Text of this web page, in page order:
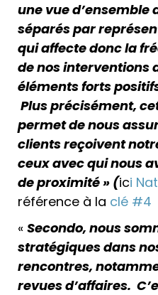
une vue d’ensemble
séparés par
qui affecte donc la
de nos interventions
éléments forts
Plus précisément,
permet de nous
clients reçoivent
ceux avec qui nous
de proximité » (ici
référence à la clé #4
« Secondo, nous
stratégiques dans
rencontres,
revues d’affaires.